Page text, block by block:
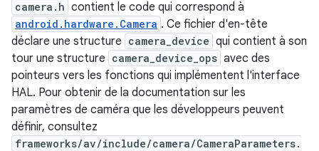
camera.h contient le code qui correspond à
android.hardware.Camera . Ce fichier d'en-tête
déclare une structure camera_device qui contient à son
tour une structure camera_device_ops avec des
pointeurs vers les fonctions qui implémentent l'interface
HAL. Pour obtenir de la documentation sur les
paramètres de caméra que les développeurs peuvent
définir, consultez
frameworks/av/include/camera/CameraParameters.